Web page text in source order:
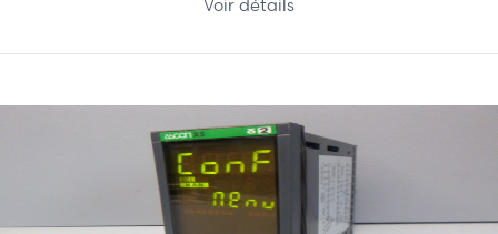
Voir détails